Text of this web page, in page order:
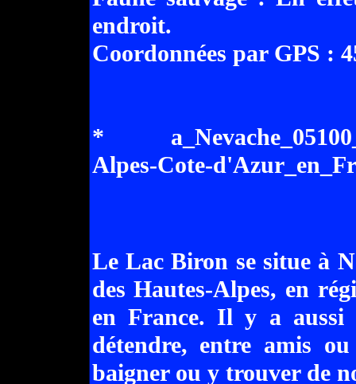
endroit.
Coordonnées par GPS :
*
Alpes-Cote-
Le Lac Biron se situe à
des Hautes-Alpes, en
en France. Il y a aussi
détendre, entre amis
baigner ou y trouver de